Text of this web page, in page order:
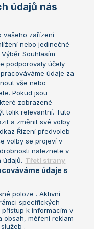
Open
soukromí
údajů nás
vašeho zařízení
nebo jedinečné
Souhlasím
podporovaly účely
údaje za
vše nebo
Pokud jsou
zobrazené
tolik relevantní. Tuto
a změnit své volby
Řízení předvoleb
volby se projeví v
naleznete v
údajů. Třetí strany
údaje s
poloze . Aktivní
specifických
k informacím v
obsah, měření reklam
.